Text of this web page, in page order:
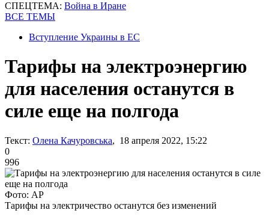
СПЕЦТЕМА: Война в Иране
ВСЕ ТЕМЫ
Вступление Украины в ЕС
Тарифы на электроэнергию
для населения останутся в
силе еще на полгода
Текст: Олена Качуровська, 18 апреля 2022, 15:22
0
996
Фото: AP
Тарифы на электричество останутся без изменений